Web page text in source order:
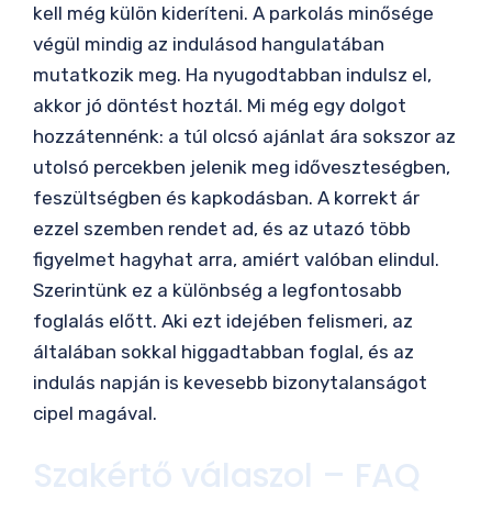
kell még külön kideríteni. A parkolás minősége
végül mindig az indulásod hangulatában
mutatkozik meg. Ha nyugodtabban indulsz el,
akkor jó döntést hoztál. Mi még egy dolgot
hozzátennénk: a túl olcsó ajánlat ára sokszor az
utolsó percekben jelenik meg időveszteségben,
feszültségben és kapkodásban. A korrekt ár
ezzel szemben rendet ad, és az utazó több
figyelmet hagyhat arra, amiért valóban elindul.
Szerintünk ez a különbség a legfontosabb
foglalás előtt. Aki ezt idejében felismeri, az
általában sokkal higgadtabban foglal, és az
indulás napján is kevesebb bizonytalanságot
cipel magával.
Szakértő válaszol – FAQ